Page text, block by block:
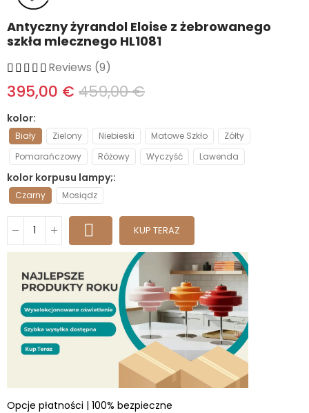
Antyczny żyrandol Eloise z żebrowanego
szkła mlecznego HL1081
Reviews (9)
395,00 € 459,00 €
kolor
Biały Zielony Niebieski Matowe Szkło
Zółty
Pomarańczowy
Różowy Wyczyść Lawenda
kolor korpusu lampy;
Czarny Mosiądz
KUP TERAZ
Opcje płatności | 100% bezpieczne